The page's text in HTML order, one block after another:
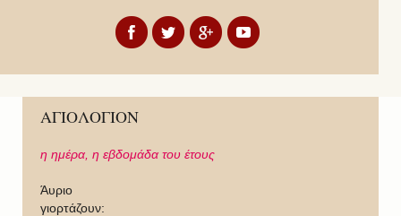
ΑΓΙΟΛΟΓΙΟΝ
η ημέρα, η εβδομάδα του έτους
Άυριο
γιορτάζουν: